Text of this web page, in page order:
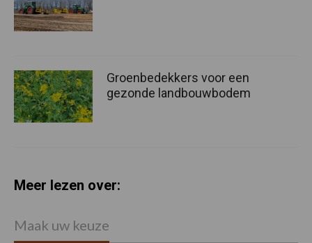
Groenbedekkers voor een
gezonde landbouwbodem
Meer lezen over:
Maak uw keuze